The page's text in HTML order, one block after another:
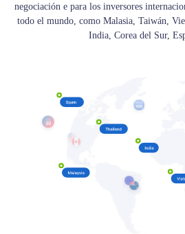
negociación e para los inversores
todo el mundo, como Malasia, Taiwán,
India, Corea del Sur,